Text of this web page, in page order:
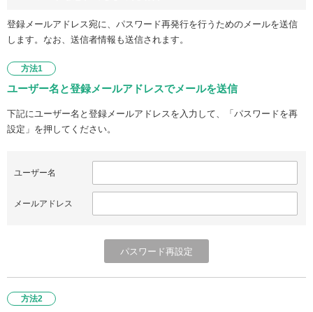
登録メールアドレス宛に、パスワード再発行を行うためのメールを送信
します。なお、送信者情報も送信されます。
方法1
ユーザー名と登録メールアドレスでメールを送信
下記にユーザー名と登録メールアドレスを入力して、「パスワードを再
設定」を押してください。
ユーザー名
メールアドレス
方法2